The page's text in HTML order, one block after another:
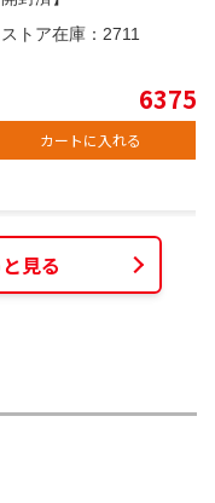
トア在庫： 2711
6375
カートに入れる
見る